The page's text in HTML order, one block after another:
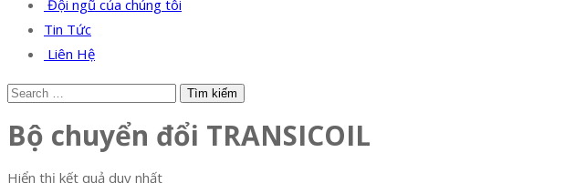
Đội ngũ của chúng tôi
Tin Tức
Liên Hệ
Bộ chuyển đổi TRANSICOIL
Hiển thị kết quả duy nhất